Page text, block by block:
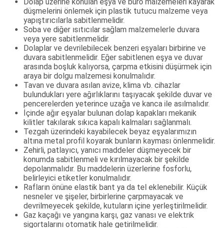
düşmelerini önlemek için plastik tutucu malzeme veya
yapıştırıcılarla sabitlenmelidir.
Soba ve diğer ısıtıcılar sağlam malzemelerle duvara
veya yere sabitlenmelidir.
Dolaplar ve devrilebilecek benzeri eşyaları birbirine ve
duvara sabitlenmelidir. Eğer sabitlenen eşya ve duvar
arasında boşluk kalıyorsa, çarpma etkisini düşürmek için
araya bir dolgu malzemesi konulmalıdır.
Tavan ve duvara asılan avize, klima vb. cihazlar
bulundukları yere ağırlıklarını taşıyacak şekilde duvar ve
pencerelerden yeterince uzağa ve kanca ile asılmalıdır.
İçinde ağır eşyalar bulunan dolap kapakları mekanik
kilitler takılarak sıkıca kapalı kalmaları sağlanmalı.
Tezgah üzerindeki kayabilecek beyaz eşyalarımızın
altına metal profil koyarak bunların kayması önlenmelidir.
Zehirli, patlayıcı, yanıcı maddeler düşmeyecek bir
konumda sabitlenmeli ve kırılmayacak bir şekilde
depolanmalıdır. Bu maddelerin üzerlerine fosforlu,
belirleyici etiketler konulmalıdır.
Rafların önüne elastik bant ya da tel eklenebilir. Küçük
nesneler ve şişeler, birbirlerine çarpmayacak ve
devrilmeyecek şekilde, kutuların içine yerleştirilmelidir.
Gaz kaçağı ve yangına karşı, gaz vanası ve elektrik
sigortalarını otomatik hale getirilmelidir.